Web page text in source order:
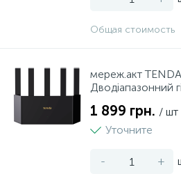
Общая стоимость
мереж.акт
Дводіапазонний
1 899 грн. / шт
Уточните
- +